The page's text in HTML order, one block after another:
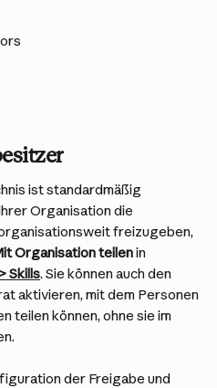
ist standardmäßig
Organisation die
freizugeben,
Organisation teilen in
Skills. Sie können auch den
aktivieren, mit dem Personen
teilen können, ohne sie im
der Freigabe und